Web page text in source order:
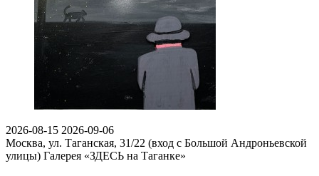
2026-08-15 2026-09-06
Москва, ул. Таганская, 31/22 (вход с Большой Андроньевской
улицы) Галерея «ЗДЕСЬ на Таганке»